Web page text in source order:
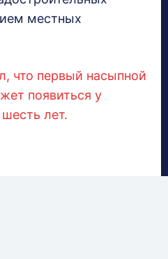
местных
что первый насыпной
появиться у
лет.